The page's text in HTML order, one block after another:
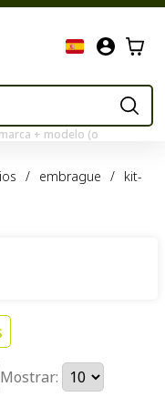
+ modelo (o
/ embrague / kit-
Mostrar: